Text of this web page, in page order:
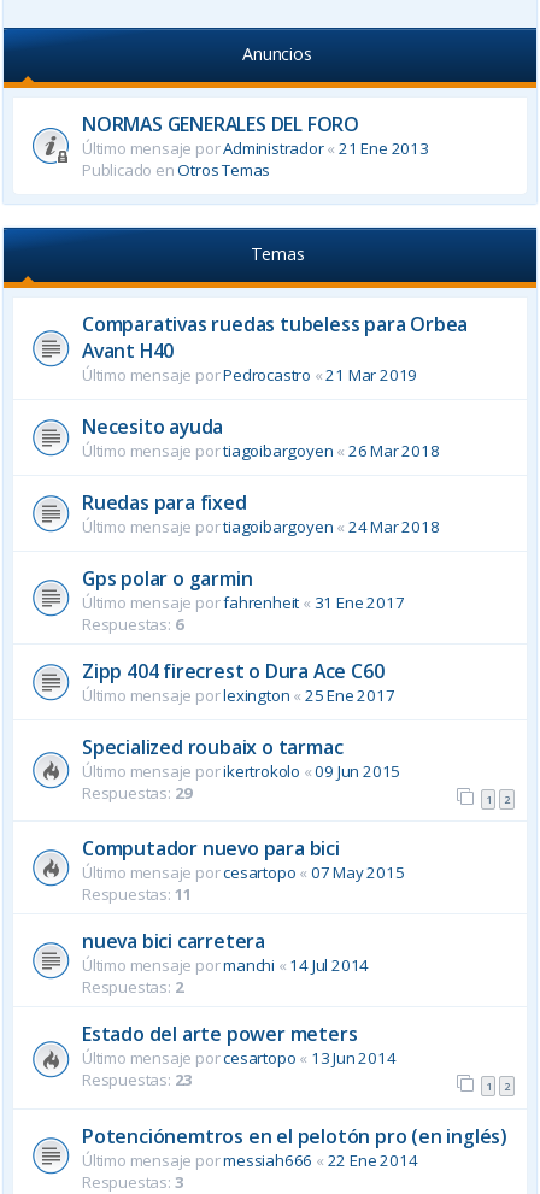
Anuncios
NORMAS GENERALES DEL FORO
Último mensaje porAdministrador«21 Ene 2013
Publicado enOtros Temas
Temas
Comparativas ruedas tubeless para Orbea
Avant H40
Último mensaje porPedrocastro «21 Mar 2019
Necesito ayuda
Último mensaje portiagoibargoyen « 26 Mar 2018
Ruedas para fixed
Último mensaje portiagoibargoyen « 24 Mar 2018
Gps polar o garmin
Último mensaje porfahrenheit « 31 Ene 2017
Respuestas: 6
Zipp 404 firecrest o Dura Ace C60
Último mensaje porlexington « 25 Ene 2017
Specialized roubaix o tarmac
Último mensaje porikertrokolo «09 Jun 2015
Respuestas: 29 1 2
Computador nuevo para bici
Último mensaje porcesartopo « 07 May 2015
Respuestas: 11
nueva bici carretera
Último mensaje pormanchi « 14 Jul 2014
Respuestas: 2
Estado del arte power meters
Último mensaje porcesartopo « 13 Jun 2014
Respuestas: 23 1 2
Potenciónemtros en el pelotón pro (en inglés)
Último mensaje pormessiah666 « 22 Ene 2014
Respuestas: 3